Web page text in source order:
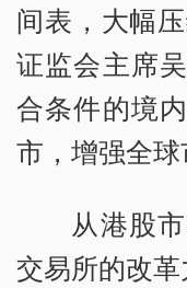
间表，大幅
证监会主席
合条件的境
市，增强全球
从港股
交易所的改